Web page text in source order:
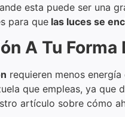
esta puede ser una
para que las luces se
A Tu Forma
requieren menos
que empleas, ya que
artículo sobre cómo